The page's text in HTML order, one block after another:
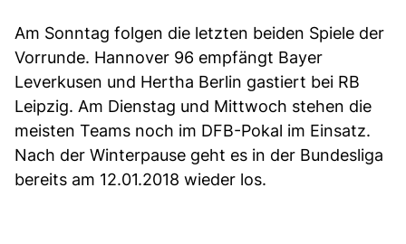
Am Sonntag folgen die letzten beiden Spiele der
Vorrunde. Hannover 96 empfängt Bayer
Leverkusen und Hertha Berlin gastiert bei RB
Leipzig. Am Dienstag und Mittwoch stehen die
meisten Teams noch im DFB-Pokal im Einsatz.
Nach der Winterpause geht es in der Bundesliga
bereits am 12.01.2018 wieder los.